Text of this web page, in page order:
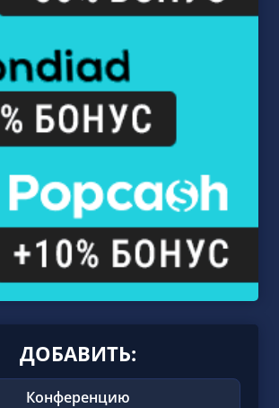
ДОБАВИТЬ:
Конференцию